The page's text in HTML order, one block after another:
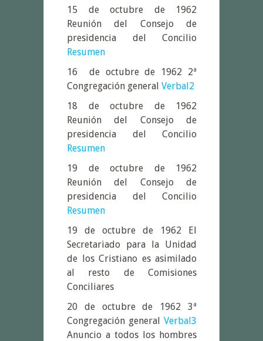
15 de octubre de 1962
Reunión del Consejo de
presidencia del Concilio
Resumen
16 de octubre de 1962 2ª
Congregación general Verbal2
18 de octubre de 1962
Reunión del Consejo de
presidencia del Concilio
Resumen
19 de octubre de 1962
Reunión del Consejo de
presidencia del Concilio
Resumen
19 de octubre de 1962 El
Secretariado para la Unidad
de los Cristiano es asimilado
al resto de Comisiones
Conciliares
20 de octubre de 1962 3ª
Congregación general Verbal3
Anuncio a todos los hombres